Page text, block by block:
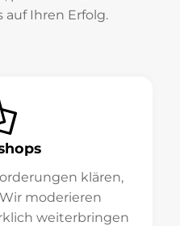
Ihren Erfolg.
klären,
moderieren
weiterbringen